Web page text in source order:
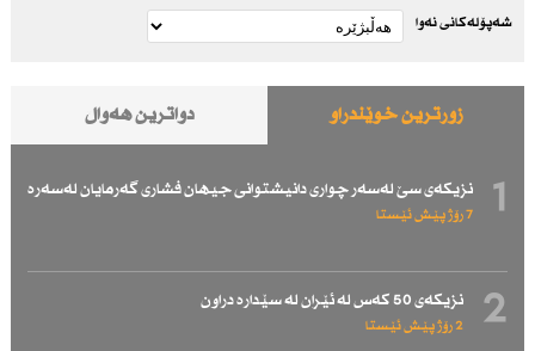
شەپۆلەکانی نەوا
زۆرترین خوێندراو دواترین هەواڵ
1 نزیكەی سێ لەسەر چواری دانیشتوانی جیهان فشاری گەرمایان لەسەرە
7 رۆژ پێش ئێستا
2 نزیكەی 50 كەس لە ئێران لە سێدارە دراون
2 رۆژ پێش ئێستا